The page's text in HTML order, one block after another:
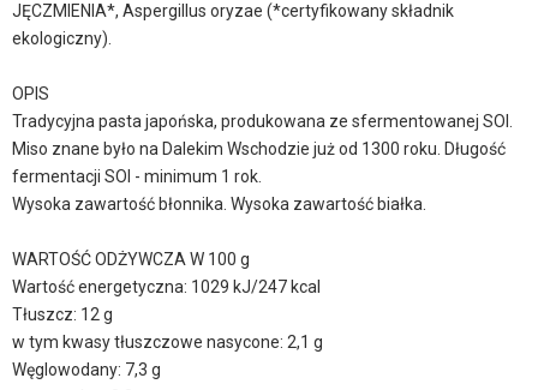
JĘCZMIENIA*, Aspergillus oryzae (*certyfikowany składnik
ekologiczny).
OPIS
Tradycyjna pasta japońska, produkowana ze sfermentowanej SOI.
Miso znane było na Dalekim Wschodzie już od 1300 roku. Długość
fermentacji SOI - minimum 1 rok.
Wysoka zawartość błonnika. Wysoka zawartość białka.
WARTOŚĆ ODŻYWCZA W 100 g
Wartość energetyczna: 1029 kJ/247 kcal
Tłuszcz: 12 g
w tym kwasy tłuszczowe nasycone: 2,1 g
Węglowodany: 7,3 g